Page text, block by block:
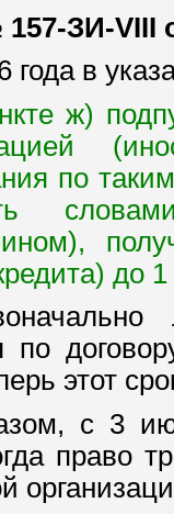
ЗИ-VIII
года в
ж)
по
до
по
этот
с 3
право